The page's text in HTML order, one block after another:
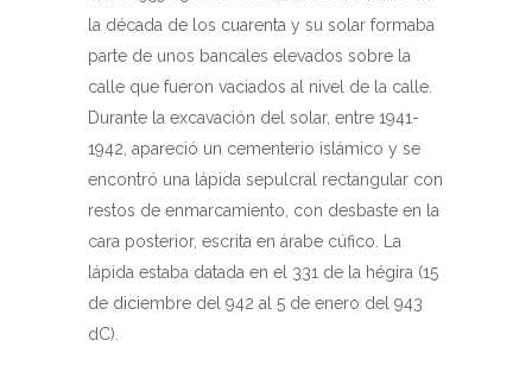
la década de los cuarenta y su solar formaba
parte de unos bancales elevados sobre la
calle que fueron vaciados al nivel de la calle.
Durante la excavación del solar, entre 1941-
1942, apareció un cementerio islámico y se
encontró una lápida sepulcral rectangular con
restos de enmarcamiento, con desbaste en la
cara posterior, escrita en árabe cúfico. La
lápida estaba datada en el 331 de la hégira (15
de diciembre del 942 al 5 de enero del 943
dC).